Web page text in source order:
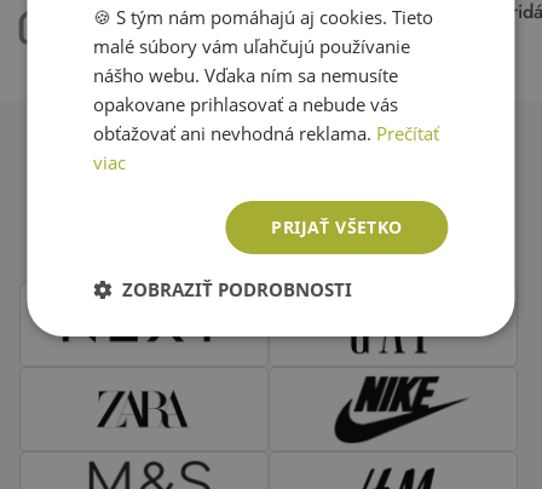
máme 50.000 kusov
oblečenia skladom
každý týždeň
15.000 kúskov
Obľúbené značky second hand
oblečenia
ENGLISH
🍪 S tým nám pomáhajú aj cookies. Tieto
malé súbory vám uľahčujú používanie
nášho webu. Vďaka ním sa nemusíte
opakovane prihlasovať a nebude vás
obťažovať ani nevhodná reklama. Prečítať
viac
PRIJAŤ VŠETKO
ZOBRAZIŤ PODROBNOSTI